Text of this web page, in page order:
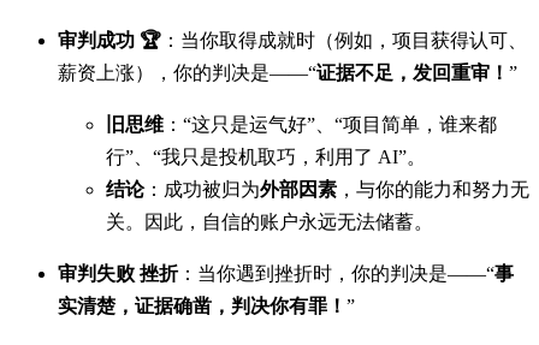
审判成功 🏆 ：当你取得成就时（例如，项目获得认可、
薪资上涨），你的判决是——“证据不足，发回重审！ ”
旧思维 ：“这只是运气好”、“项目简单，谁来都
行”、“我只是投机取巧，利用了 AI”。
结论：成功被归为外部因素 ，与你的能力和努力无
关。因此，自信的账户永远无法储蓄。
审判失败 挫折：当你遇到挫折时，你的判决是——“事
实清楚，证据确凿，判决你有罪！ ”